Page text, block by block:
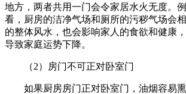
地方，两者共用一门会令家居水火无度。
看，厨房的洁净气场和厕所的污秽气场会
的整体风水，也会影响家人的食欲和健康
导致家庭运势下降。
（2）房门不可正对卧室门
如果厨房房门正对卧室门，油烟容易